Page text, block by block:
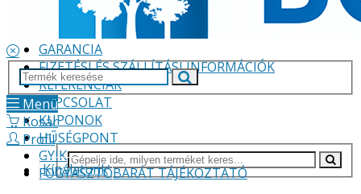
VÁLLALKOZÁS BEMUTATÁSA
GARANCIA
FIZETÉSI ÉS SZÁLLÍTÁSI INFORMÁCIÓK
REFERENCIÁK
KAPCSOLAT
KUPONOK
HŰSÉGPONT
GYIK
FOGYASZTÓBARÁT TÁJÉKOZTATÓ
Menü
Kosár
Profil
Kínálatunk